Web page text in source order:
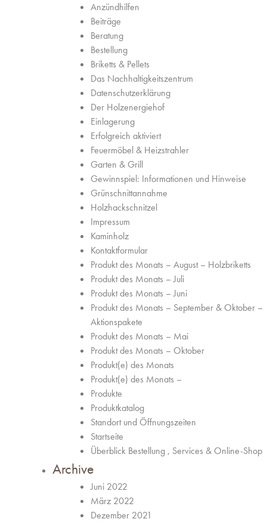
Anzündhilfen
Beiträge
Beratung
Bestellung
Briketts & Pellets
Das Nachhaltigkeitszentrum
Datenschutzerklärung
Der Holzenergiehof
Einlagerung
Erfolgreich aktiviert
Feuermöbel & Heizstrahler
Garten & Grill
Gewinnspiel: Informationen und Hinweise
Grünschnittannahme
Holzhackschnitzel
Impressum
Kaminholz
Kontaktformular
Produkt des Monats – August – Holzbriketts
Produkt des Monats – Juli
Produkt des Monats – Juni
Produkt des Monats – September & Oktober –
Aktionspakete
Produkt des Monats – Mai
Produkt des Monats – Oktober
Produkt(e) des Monats
Produkt(e) des Monats –
Produkte
Produktkatalog
Standort und Öffnungszeiten
Startseite
Überblick Bestellung , Services & Online-Shop
Archive
Juni 2022
März 2022
Dezember 2021